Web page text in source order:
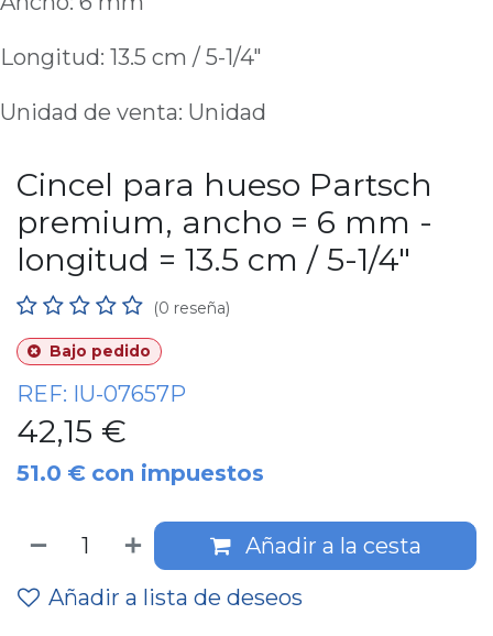
Longitud: 13.5 cm / 5-1/4"
Unidad de venta: Unidad
Cincel para hueso Partsch
premium, ancho = 6 mm -
longitud = 13.5 cm / 5-1/4"
(0 reseña)
Bajo pedido
REF: IU-07657P
42,15 €
51.0 € con impuestos
Añadir a la cesta
Añadir a lista de deseos